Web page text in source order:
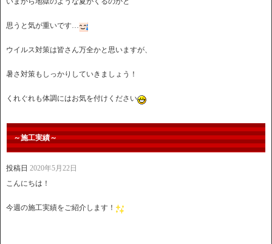
思うと気が重いです…
ウイルス対策は皆さん万全かと思いますが、
暑さ対策もしっかりしていきましょう！
くれぐれも体調にはお気を付けください
～施工実績～
投稿日 2020年5月22日
こんにちは！
今週の施工実績をご紹介します！